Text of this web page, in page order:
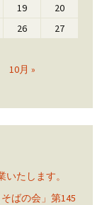
10月 »
19
20
26
27
たします。
ばの会」第145